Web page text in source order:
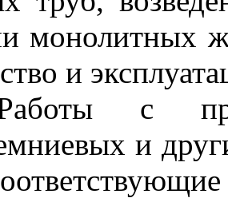
монолитных
и
с
и